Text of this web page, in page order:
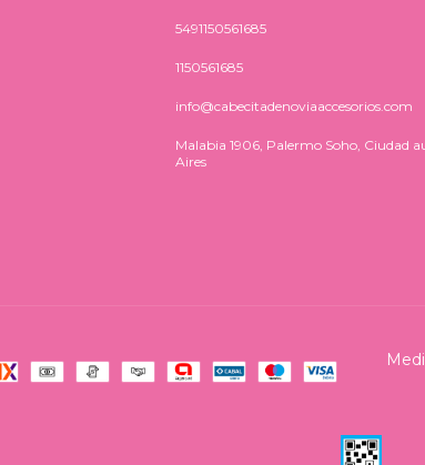
5491150561685
1150561685
info@cabecitadenoviaaccesorios.com
Malabia 1906, Palermo Soho, Ciudad
Aires